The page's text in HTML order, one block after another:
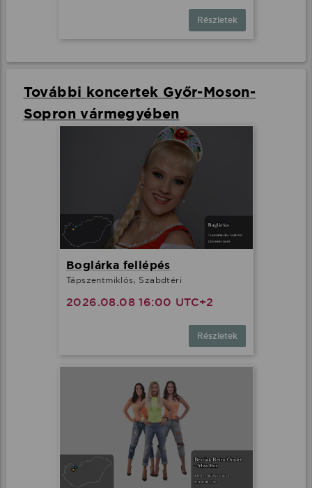
Részletek
További koncertek Győr-Moson-
Sopron vármegyében
Boglárka fellépés
Tápszentmiklós, Szabdtéri
2026.08.08 16:00 UTC+2
Részletek